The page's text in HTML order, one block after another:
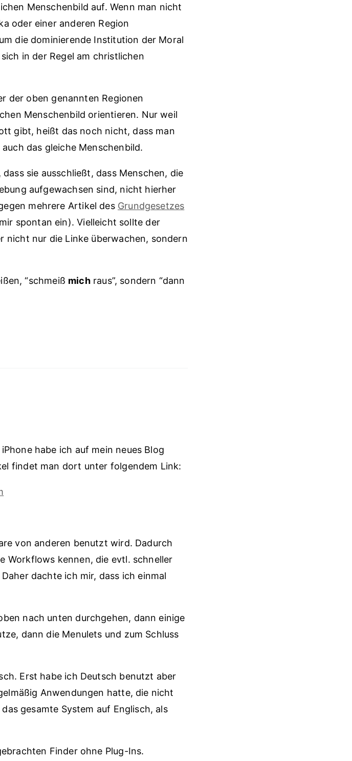
Menschenbild auf. Wenn man nicht
oder einer anderen Region
die dominierende Institution der Moral
in der Regel am christlichen
der oben genannten Regionen
Menschenbild orientieren. Nur weil
gibt, heißt das noch nicht, dass man
das gleiche Menschenbild.
sie ausschließt, dass Menschen, die
aufgewachsen sind, nicht hierher
mehrere Artikel des Grundgesetzes
spontan ein). Vielleicht sollte der
nicht nur die Linke überwachen, sondern
“schmeiß michraus”, sondern “dann
habe ich auf mein neues Blog
findet man dort unter folgendem Link:
von anderen benutzt wird. Dadurch
Workflows kennen, die evtl. schneller
dachte ich mir, dass ich einmal
nach unten durchgehen, dann einige
dann die Menulets und zum Schluss
Erst habe ich Deutsch benutzt aber
Anwendungen hatte, die nicht
gesamte System auf Englisch, als
Finder ohne Plug-Ins.